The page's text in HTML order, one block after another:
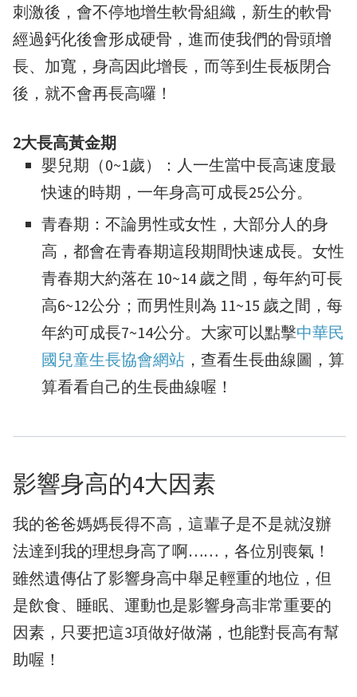
刺激後，會不停地增生軟骨組織，新生的軟骨
經過鈣化後會形成硬骨，進而使我們的骨頭增
長、加寬，身高因此增長，而等到生長板閉合
後，就不會再長高囉！
2大長高黃金期
嬰兒期（0~1歲）：人一生當中長高速度最
快速的時期，一年身高可成長25公分。
青春期：不論男性或女性，大部分人的身
高，都會在青春期這段期間快速成長。女性
青春期大約落在 10~14 歲之間，每年約可長
高6~12公分；而男性則為 11~15 歲之間，每
年約可成長7~14公分。大家可以點擊中華民
國兒童生長協會網站 ，查看生長曲線圖，算
算看看自己的生長曲線喔！
影響身高的4大因素
我的爸爸媽媽長得不高，這輩子是不是就沒辦
法達到我的理想身高了啊……，各位別喪氣！
雖然遺傳佔了影響身高中舉足輕重的地位，但
是飲食、睡眠、運動也是影響身高非常重要的
因素，只要把這3項做好做滿，也能對長高有幫
助喔！